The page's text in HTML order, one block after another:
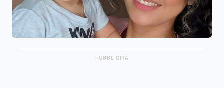
PUBBLICITÀ